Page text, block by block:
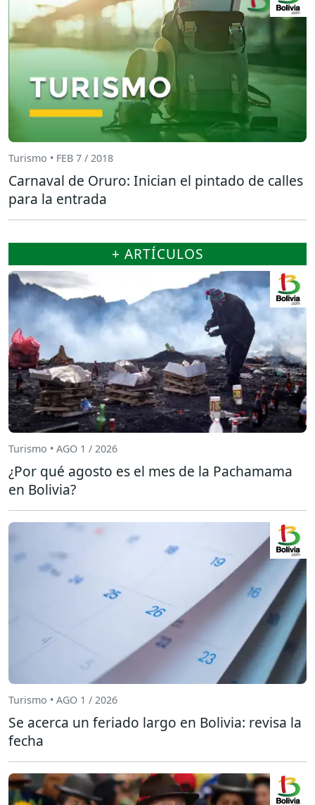
Turismo • FEB 7 / 2018
Carnaval de Oruro: Inician el pintado de calles
para la entrada
+ ARTÍCULOS
Turismo • AGO 1 / 2026
¿Por qué agosto es el mes de la Pachamama
en Bolivia?
Turismo • AGO 1 / 2026
Se acerca un feriado largo en Bolivia: revisa la
fecha